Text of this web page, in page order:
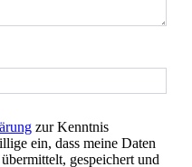
zur Kenntnis
ein, dass meine Daten
gespeichert und